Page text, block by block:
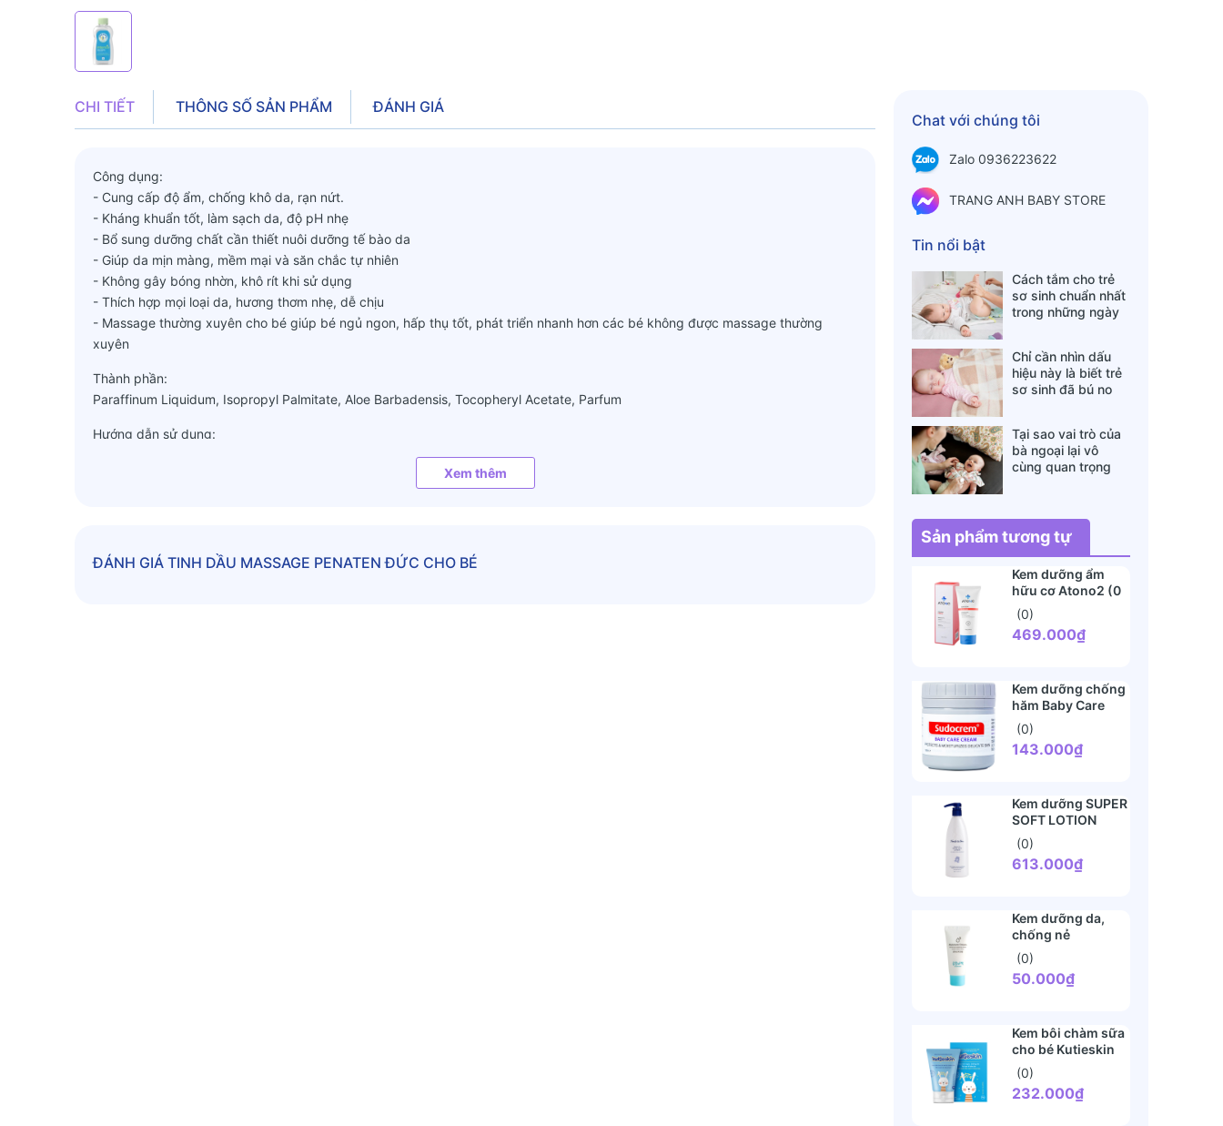
CHI TIẾT THÔNG SỐ SẢN PHẨM ĐÁNH GIÁ
Công dụng:
- Cung cấp độ ẩm, chống khô da, rạn nứt.
- Kháng khuẩn tốt, làm sạch da, độ pH nhẹ
- Bổ sung dưỡng chất cần thiết nuôi dưỡng tế bào da
- Giúp da mịn màng, mềm mại và săn chắc tự nhiên
- Không gây bóng nhờn, khô rít khi sử dụng
- Thích hợp mọi loại da, hương thơm nhẹ, dễ chịu
- Massage thường xuyên cho bé giúp bé ngủ ngon, hấp thụ tốt, phát triển nhanh hơn các bé không được massage thường
xuyên
Thành phần:
Paraffinum Liquidum, Isopropyl Palmitate, Aloe Barbadensis, Tocopheryl Acetate, Parfum
Hướng dẫn sử dụng:
Mẹ hãy làm sạch da cho con trước khi sử dụng sản phẩm. Nhỏ vài giọt dầu vào lòng bàn tay và thoa đều lên cơ thể bé. Nếu có
thời gian, mẹ hãy dùng dầu massage Penaten Intensiv Pflegeol mát xa dưỡng da cho bé như sau:
nắn bóp cho chân, tay.
- Hãy masage cho bé vào buổi sáng để bé có một ngày mới tràn đầy năng lượng hoặc buổi tối để bé có được một giấc ngủ sâu.
Xem thêm
ĐÁNH GIÁ TINH DẦU MASSAGE PENATEN ĐỨC CHO BÉ
Chat với chúng tôi
Zalo 0936223622
TRANG ANH BABY STORE
Tin nổi bật
Cách tắm cho trẻ
sơ sinh chuẩn nhất
trong những ngày
lòng
Chỉ cần nhìn dấu
hiệu này là biết trẻ
sơ sinh đã bú no
không biết
Tại sao vai trò của
bà ngoại lại vô
cùng quan trọng
bất ngờ
Sản phẩm tương tự
Kem dưỡng ẩm
hữu cơ Atono2 (0
tháng+)
(0)
469.000₫
Kem dưỡng chống
hăm Baby Care
Sudo Cream 60g
(0)
143.000₫
Kem dưỡng SUPER
SOFT LOTION
Noodle & Boo
473ml
(0)
613.000₫
Kem dưỡng da,
chống nẻ
GOONGBE
(0)
50.000₫
Kem bôi chàm sữa
cho bé Kutieskin
30g
(0)
232.000₫